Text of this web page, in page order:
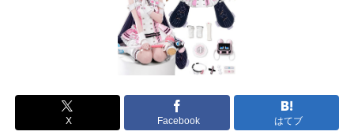
X Facebook はてブ